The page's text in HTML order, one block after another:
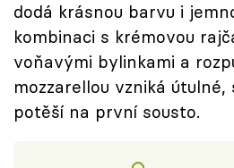
Sledujte nás
dodá krásnou barvu i
kombinaci s krémovou
voňavými bylinkami a
mozzarellou vzniká
potěší na první sousto.